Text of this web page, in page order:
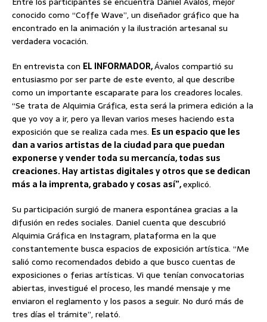
conocido como “Coffe Wave”, un diseñador gráfico que ha
encontrado en la animación y la ilustración artesanal su
verdadera vocación.
En entrevista con EL INFORMADOR,Ávalos compartió su
entusiasmo por ser parte de este evento, al que describe
como un importante escaparate para los creadores locales.
“Se trata de Alquimia Gráfica, esta será la primera edición a la
que yo voy a ir, pero ya llevan varios meses haciendo esta
exposición que se realiza cada mes. Es un espacio que les
dan a varios artistas de la ciudad para que puedan
exponerse y vender toda su mercancía, todas sus
creaciones. Hay artistas digitales y otros que se dedican
más a la imprenta, grabado y cosas así”,explicó.
Su participación surgió de manera espontánea gracias a la
difusión en redes sociales. Daniel cuenta que descubrió
Alquimia Gráfica en Instagram, plataforma en la que
constantemente busca espacios de exposición artística. “Me
salió como recomendados debido a que busco cuentas de
exposiciones o ferias artísticas. Vi que tenían convocatorias
abiertas, investigué el proceso, les mandé mensaje y me
enviaron el reglamento y los pasos a seguir. No duró más de
tres días el trámite”, relató.